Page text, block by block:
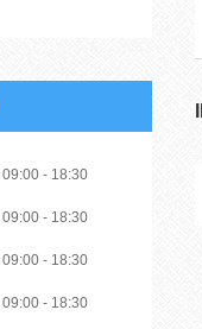
09:00 18:30
09:00 18:30
09:00 18:30
09:00 18:30